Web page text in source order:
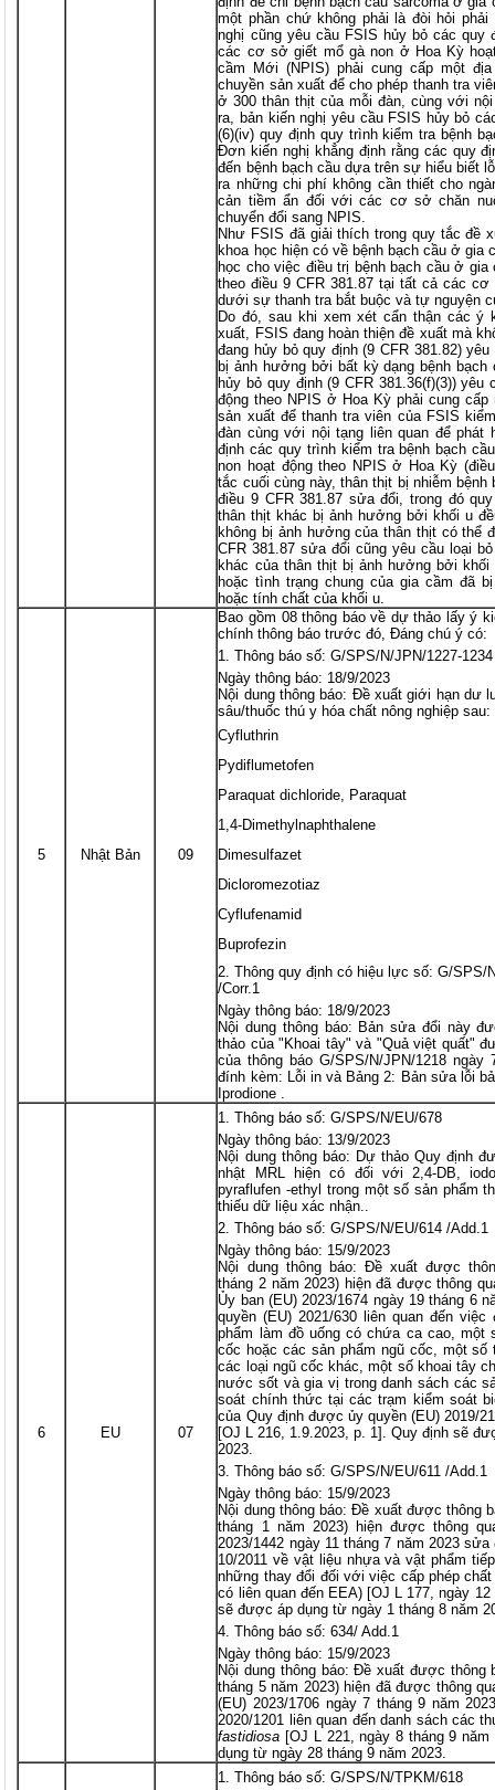
một phần chứ không phải là đòi hỏi
nghị cũng yêu cầu FSIS hủy bỏ các quy
các cơ sở giết mổ gà non ở Hoa Kỳ
cầm Mới (NPIS) phải cung cấp một
chuyền sản xuất để cho phép thanh tra
ở 300 thân thịt của mỗi đàn, cùng với
ra, bản kiến nghị yêu cầu FSIS hủy bỏ
(6)(iv) quy định quy trình kiểm tra bệnh
Đơn kiến nghị khẳng định rằng các quy
đến bệnh bạch cầu dựa trên sự hiểu biết
ra những chi phí không cần thiết cho
cản tiềm ẩn đối với các cơ sở chăn
chuyển đổi sang NPIS.
Như FSIS đã giải thích trong quy tắc đề
khoa học hiện có về bệnh bạch cầu ở gia
học cho việc điều trị bệnh bạch cầu ở
theo điều 9 CFR 381.87 tại tất cả các
dưới sự thanh tra bắt buộc và tự nguyện
Do đó, sau khi xem xét cẩn thận các ý
xuất, FSIS đang hoàn thiện đề xuất mà
đang hủy bỏ quy định (9 CFR 381.82)
bị ảnh hưởng bởi bất kỳ dạng bệnh
hủy bỏ quy định (9 CFR 381.36(f)(3))
động theo NPIS ở Hoa Kỳ phải cung
sản xuất để thanh tra viên của FSIS
đàn cùng với nội tạng liên quan để phát
định các quy trình kiểm tra bệnh bạch
non hoạt động theo NPIS ở Hoa Kỳ
tắc cuối cùng này, thân thịt bị nhiễm
điều 9 CFR 381.87 sửa đổi, trong đó
thân thịt khác bị ảnh hưởng bởi khối u
không bị ảnh hưởng của thân thịt có thể
CFR 381.87 sửa đổi cũng yêu cầu loại
khác của thân thịt bị ảnh hưởng bởi
hoặc tình trạng chung của gia cầm đã
hoặc tính chất của khối u.
5 Nhật Bản 09
Bao gồm 08 thông báo về dự thảo lấy ý
chính thông báo trước đó, Đáng chú ý có:
Thông báo số: G/SPS/N/JPN/1227-1234
Ngày thông báo: 18/9/2023
Nội dung thông báo: Đề xuất giới hạn dư
sâu/thuốc thú y hóa chất nông nghiệp sau:
Cyfluthrin
Pydiflumetofen
Paraquat dichloride, Paraquat
1,4-Dimethylnaphthalene
Dimesulfazet
Dicloromezotiaz
Cyflufenamid
Buprofezin
Thông quy định có hiệu lực số: G/SPS/
/Corr.1
Ngày thông báo: 18/9/2023
Nội dung thông báo: Bản sửa đổi này
thảo của "Khoai tây" và "Quả việt quất"
của thông báo G/SPS/N/JPN/1218
đính kèm: Lỗi in và Bảng 2: Bản sửa lỗi
Iprodione .
6 EU 07
Thông báo số: G/SPS/N/EU/678
Ngày thông báo: 13/9/2023
Nội dung thông báo: Dự thảo Quy định
nhật MRL hiện có đối với 2,4-DB,
pyraflufen -ethyl trong một số sản phẩm
thiếu dữ liệu xác nhận..
Thông báo số: G/SPS/N/EU/614 /Add.1
Ngày thông báo: 15/9/2023
Nội dung thông báo: Đề xuất được
tháng 2 năm 2023) hiện đã được thông
Ủy ban (EU) 2023/1674 ngày 19 tháng 6
quyền (EU) 2021/630 liên quan đến
phẩm làm đồ uống có chứa ca cao,
cốc hoặc các sản phẩm ngũ cốc, một
các loại ngũ cốc khác, một số khoai tây
nước sốt và gia vị trong danh sách các
soát chính thức tại các trạm kiểm soát
của Quy định được ủy quyền (EU) 2019/
[OJ L 216, 1.9.2023, p. 1]. Quy định sẽ
2023.
Thông báo số: G/SPS/N/EU/611 /Add.1
Ngày thông báo: 15/9/2023
Nội dung thông báo: Đề xuất được thông
tháng 1 năm 2023) hiện được thông
2023/1442 ngày 11 tháng 7 năm 2023
10/2011 về vật liệu nhựa và vật phẩm
những thay đổi đối với việc cấp phép
có liên quan đến EEA) [OJ L 177, ngày
sẽ được áp dụng từ ngày 1 tháng 8 năm
Thông báo số: 634/ Add.1
Ngày thông báo: 15/9/2023
Nội dung thông báo: Đề xuất được thông
tháng 5 năm 2023) hiện đã được thông
(EU) 2023/1706 ngày 7 tháng 9 năm
2020/1201 liên quan đến danh sách các
fastidiosa [OJ L 221, ngày 8 tháng 9
dụng từ ngày 28 tháng 9 năm 2023.
Thông báo số: G/SPS/N/TPKM/618